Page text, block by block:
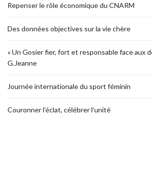
Repenser le rôle économique du CNARM
Des données objectives sur la vie chère
« Un Gosier fier, fort et responsable face aux
G.Jeanne
Journée internationale du sport féminin
Couronner l’éclat, célébrer l’unité